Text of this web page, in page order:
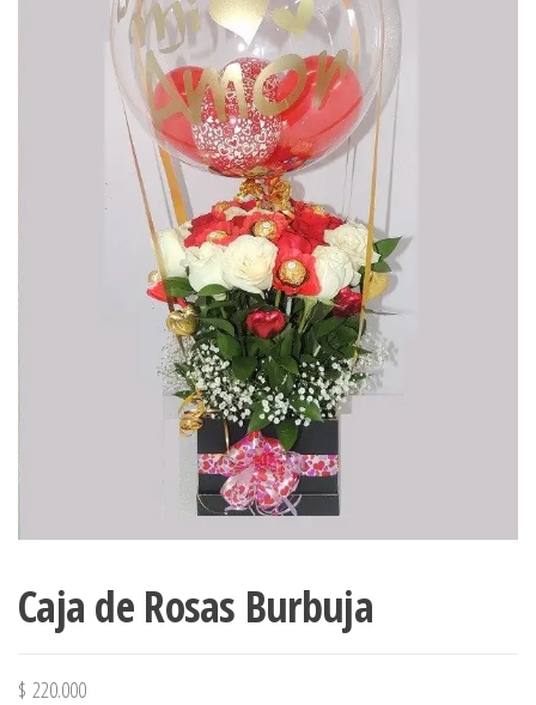
Caja de Rosas Burbuja
$ 220.000